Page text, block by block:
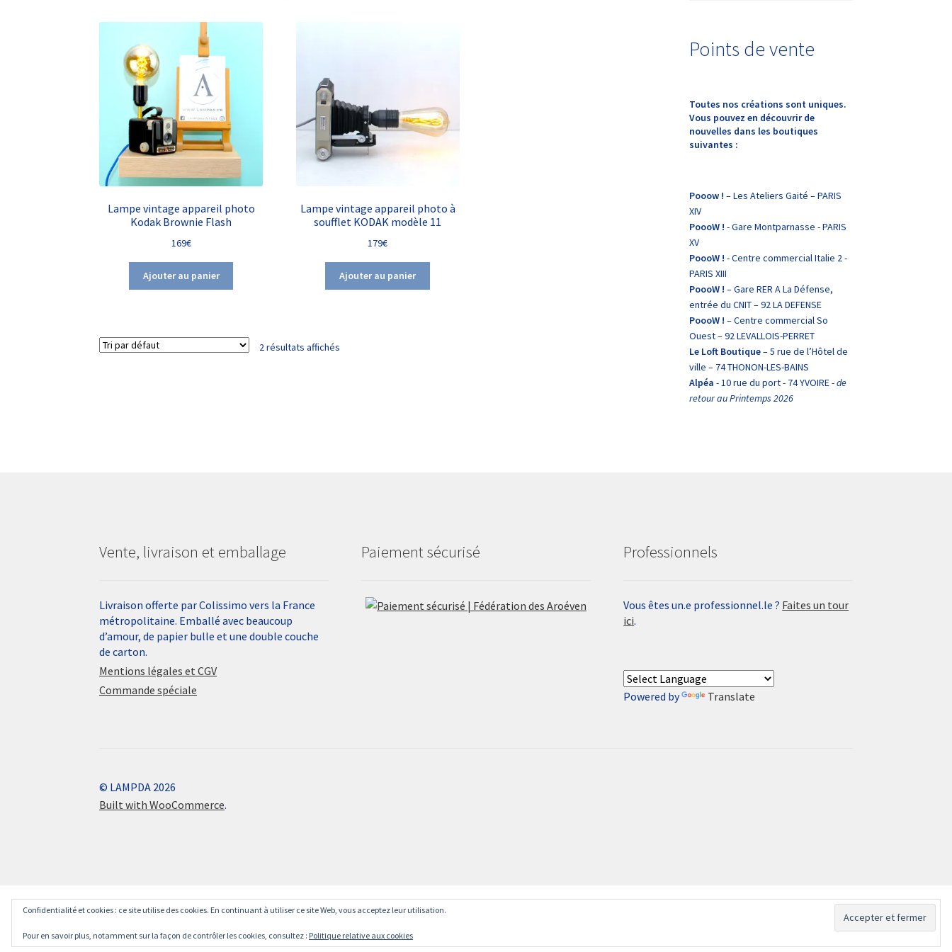
Lampe vintage appareil photo
Kodak Brownie Flash
169€
Ajouter au panier
Lampe vintage appareil photo à
soufflet KODAK modèle 11
179€
Ajouter au panier
2 résultats affichés
Points de vente
Toutes nos créations sont uniques.
Vous pouvez en découvrir de
nouvelles dans les boutiques
suivantes :
Pooow ! – Les Ateliers Gaité – PARIS
XIV
PoooW ! - Gare Montparnasse - PARIS
XV
PoooW ! - Centre commercial Italie 2 -
PARIS XIII
PoooW ! – Gare RER A La Défense,
entrée du CNIT – 92 LA DEFENSE
PoooW ! – Centre commercial So
Ouest – 92 LEVALLOIS-PERRET
Le Loft Boutique– 5 rue de l’Hôtel de
ville – 74 THONON-LES-BAINS
Alpéa - 10 rue du port - 74 YVOIRE -de
retour au Printemps 2026
Vente, livraison et emballage
Livraison offerte par Colissimo vers la France
métropolitaine. Emballé avec beaucoup
d’amour, de papier bulle et une double couche
de carton.
Mentions légales et CGV
Commande spéciale
Paiement sécurisé Professionnels
Vous êtes un.e professionnel.le ? Faites un tour
ici.
Powered by Translate
© LAMPDA 2026
Built with WooCommerce.
Confidentialité et cookies : ce site utilise des cookies. En continuant à utiliser ce site Web, vous acceptez leur utilisation.
Pour en savoir plus, notamment sur la façon de contrôler les cookies, consultez : Politique relative aux cookies